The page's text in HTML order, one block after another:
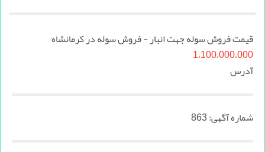
قیمت فروش سوله جهت انبار - فروش سوله در کرمانشاه
1،100،000،000
آدرس
شماره آگهی:863